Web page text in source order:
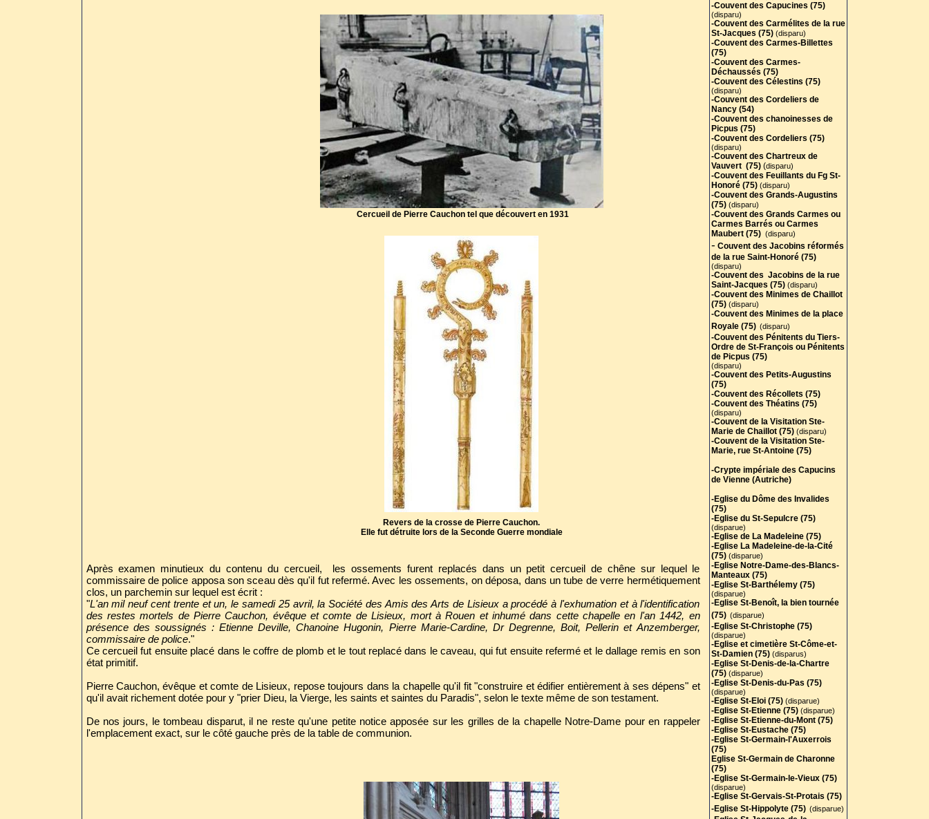
Cercueil de Pierre Cauchon tel que découvert en 1931
Revers de la crosse de Pierre Cauchon.
Elle fut détruite lors de la Seconde Guerre mondiale
Après examen minutieux du contenu du cercueil, les ossements furent replacés dans un petit cercueil de chêne sur lequel le
commissaire de police apposa son sceau dès qu'il fut refermé. Avec les ossements, on déposa, dans un tube de verre hermétiquement
clos, un parchemin sur lequel est écrit :
"L'an mil neuf cent trente et un, le samedi 25 avril, la Société des Amis des Arts de Lisieux a procédé à l'exhumation et à l'identification
des restes mortels de Pierre Cauchon, évêque et comte de Lisieux, mort à Rouen et inhumé dans cette chapelle en l'an 1442, en
présence des soussignés : Etienne Deville, Chanoine Hugonin, Pierre Marie-Cardine, Dr Degrenne, Boit, Pellerin et Anzemberger,
commissaire de police."
Ce cercueil fut ensuite placé dans le coffre de plomb et le tout replacé dans le caveau, qui fut ensuite refermé et le dallage remis en son
état primitif.
Pierre Cauchon, évêque et comte de Lisieux, repose toujours dans la chapelle qu'il fit "construire et édifier entièrement à ses dépens" et
qu'il avait richement dotée pour y "prier Dieu, la Vierge, les saints et saintes du Paradis", selon le texte même de son testament.
De nos jours, le tombeau disparut, il ne reste qu'une petite notice apposée sur les grilles de la chapelle Notre-Dame pour en rappeler
l'emplacement exact, sur le côté gauche près de la table de communion.
-Couvent des Capucines (75)
(disparu)
-Couvent des Carmélites de la rue
St-Jacques (75) (disparu)
-Couvent des Carmes-Billettes
(75)
-Couvent des Carmes-
Déchaussés (75)
-Couvent des Célestins (75)
(disparu)
-Couvent des Cordeliers de
Nancy (54)
-Couvent des chanoinesses de
Picpus (75)
-Couvent des Cordeliers (75)
(disparu)
-Couvent des Chartreux de
Vauvert (75) (disparu)
-Couvent des Feuillants du Fg St-
Honoré (75) (disparu)
-Couvent des Grands-Augustins
(75) (disparu)
-Couvent des Grands Carmes ou
Carmes Barrés ou Carmes
Maubert (75) (disparu)
- Couvent des Jacobins réformés
de la rue Saint-Honoré (75)
(disparu)
-Couvent des Jacobins de la rue
Saint-Jacques (75) (disparu)
-Couvent des Minimes de Chaillot
(75) (disparu)
-Couvent des Minimes de la place
Royale (75) (disparu)
-Couvent des Pénitents du Tiers-
Ordre de St-François ou Pénitents
de Picpus (75)
(disparu)
-Couvent des Petits-Augustins
(75)
-Couvent des Récollets (75)
-Couvent des Théatins (75)
(disparu)
-Couvent de la Visitation Ste-
Marie de Chaillot (75)(disparu)
-Couvent de la Visitation Ste-
Marie, rue St-Antoine (75)
-Crypte impériale des Capucins
de Vienne (Autriche)
-Eglise du Dôme des Invalides
(75)
-Eglise du St-Sepulcre (75)
(disparue)
-Eglise de La Madeleine (75)
-Eglise La Madeleine-de-la-Cité
(75) (disparue)
-Eglise Notre-Dame-des-Blancs-
Manteaux (75)
-Eglise St-Barthélemy (75)
(disparue)
-Eglise St-Benoît, la bien tournée
(75) (disparue)
-Eglise St-Christophe (75)
(disparue)
-Eglise et cimetière St-Côme-et-
St-Damien (75) (disparus)
-Eglise St-Denis-de-la-Chartre
(75) (disparue)
-Eglise St-Denis-du-Pas (75)
(disparue)
-Eglise St-Eloi (75)(disparue)
-Eglise St-Etienne (75) (disparue)
-Eglise St-Etienne-du-Mont (75)
-Eglise St-Eustache (75)
-Eglise St-Germain-l'Auxerrois
(75)
Eglise St-Germain de Charonne
(75)
-Eglise St-Germain-le-Vieux (75)
(disparue)
-Eglise St-Gervais-St-Protais (75)
-Eglise St-Hippolyte (75) (disparue)